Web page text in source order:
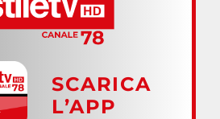
SCARICA
L’APP